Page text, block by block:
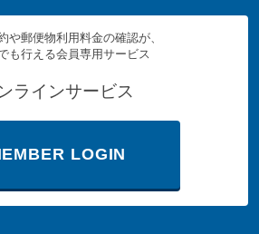
や郵便物利用料金の確認が、
も行える会員専用サービス
ラインサービス
LOGIN